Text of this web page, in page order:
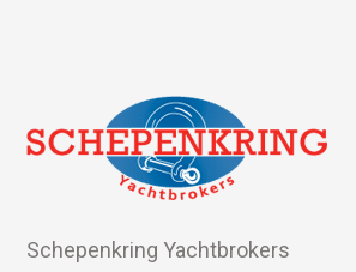
Schepenkring Yachtbrokers